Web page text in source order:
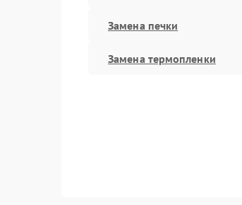
Замена печки
Замена термопленки